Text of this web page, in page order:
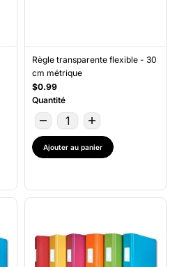
Règle transparente flexible - 30
cm métrique
$0.99
Quantité
Ajouter au panier